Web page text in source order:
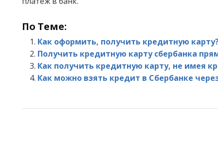
По Теме:
Как оформить, получить кредитную
Получить кредитную карту сбербанка
Как получить кредитную карту, не имея
Как можно взять кредит в Cбербанке